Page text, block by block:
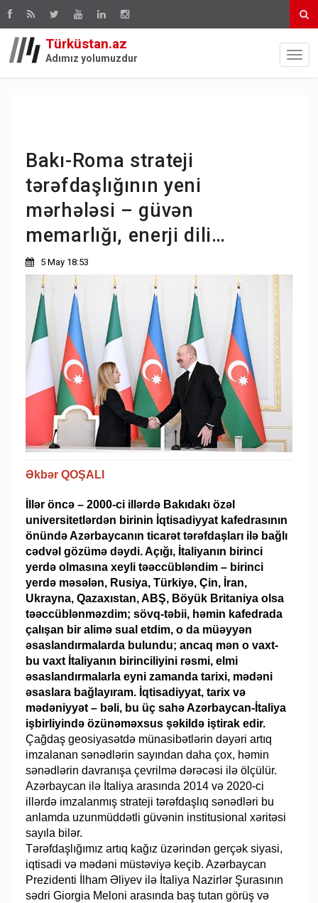
Türküstan.az
Adımız yolumuzdur
Bakı-Roma strateji
tərəfdaşlığının yeni
mərhələsi – güvən
memarlığı, enerji dili…
5 May 18:53
Əkbər QOŞALI
İllər öncə – 2000-ci illərdə Bakıdakı özəl
universitetlərdən birinin İqtisa­diyyat kafedrasının
önündə Azərbaycanın ticarət tərəfdaşları ilə bağlı
cədvəl gözümə dəydi. Açığı, İtaliyanın birinci
yerdə olmasına xeyli təəccübləndim – birinci
yerdə məsələn, Rusiya, Türkiyə, Çin, İran,
Ukrayna, Qazaxıstan, ABŞ, Böyük Britaniya olsa
təəccüblənməzdim; sövq-təbii, həmin kafedrada
çalışan bir alimə sual etdim, o da müəyyən
əsaslandırmalarda bulundu; ancaq mən o vaxt-
bu vaxt İtaliyanın birinciliyini rəsmi, elmi
əsaslandırmalarla eyni zamanda tarixi, mədəni
əsaslara bağla­yıram. İqtisadiyyat, tarix və
mədəniyyət – bəli, bu üç sahə Azər­baycan-İtaliya
işbirliyində özünəməxsus şəkildə iştirak edir.
Çağdaş geosiyasətdə münasibətlərin dəyəri artıq
imzalanan sənədlərin sayından daha çox, həmin
sənədlərin davranışa çevrilmə dərəcəsi ilə ölçülür.
Azərbaycan ilə İtaliya arasında 2014 və 2020-ci
illərdə imzalanmış strateji tərəfdaşlıq sənədləri bu
anlamda uzunmüddətli güvənin institusional xəritəsi
sayıla bilər.
Tərəfdaşlığımız artıq kağız üzərindən gerçək siyasi,
iqtisadi və mədəni müstəviyə keçib. Azərbaycan
Prezidenti İlham Əliyev ilə İtaliya Nazirlər Şurasının
sədri Giorgia Meloni arasında baş tutan görüş və